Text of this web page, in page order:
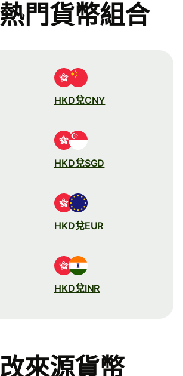
門貨幣組合
HKD兌CNY
HKD兌SGD
HKD兌EUR
HKD兌INR
來源貨幣